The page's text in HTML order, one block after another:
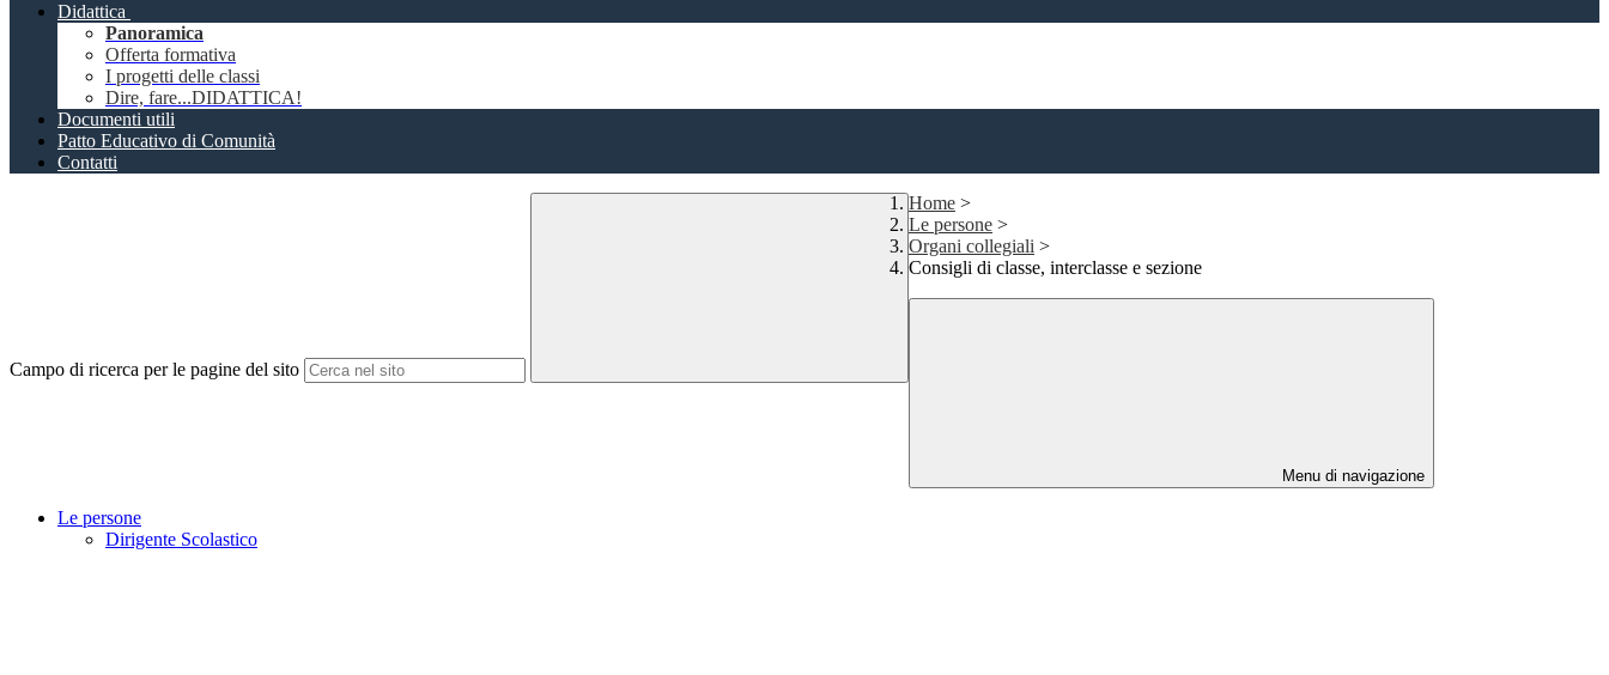
Didattica
Panoramica
Offerta formativa
I progetti delle classi
Dire, fare...DIDATTICA!
Documenti utili
Patto Educativo di Comunità
Contatti
Campo di ricerca per le pagine del sito
Home >
Le persone >
Organi collegiali >
Consigli di classe, interclasse e sezione
Menu di navigazione
Le persone
Dirigente Scolastico